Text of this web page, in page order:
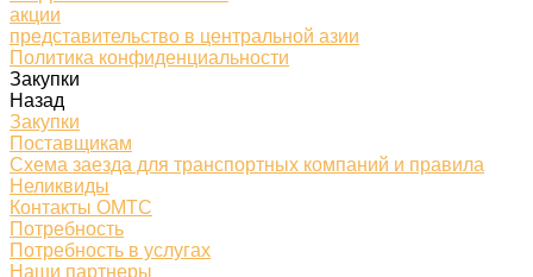
акции
представительство в центральной азии
Политика конфиденциальности
Закупки
Назад
Закупки
Поставщикам
Схема заезда для транспортных компаний и правила
Неликвиды
Контакты ОМТС
Потребность
Потребность в услугах
Наши партнеры